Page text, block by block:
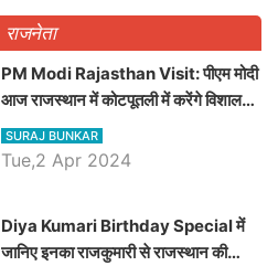
राजनेता
PM Modi Rajasthan Visit: पीएम मोदी
आज राजस्थान में कोटपूतली में करेंगे विशाल
रैली, एक सभा से 8 सीटों पर साधेगें निशाना
SURAJ BUNKAR
Tue,2 Apr 2024
Diya Kumari Birthday Special में
जानिए इनका राजकुमारी से राजस्थान की